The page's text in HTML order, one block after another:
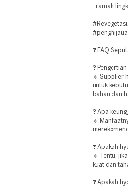
- ramah
❓ FAQ
❓
🔹 Supplier
untuk
bahan dan
❓ Apa
🔹
❓ Apakah
🔹 Tentu,
kuat dan
❓ Apakah